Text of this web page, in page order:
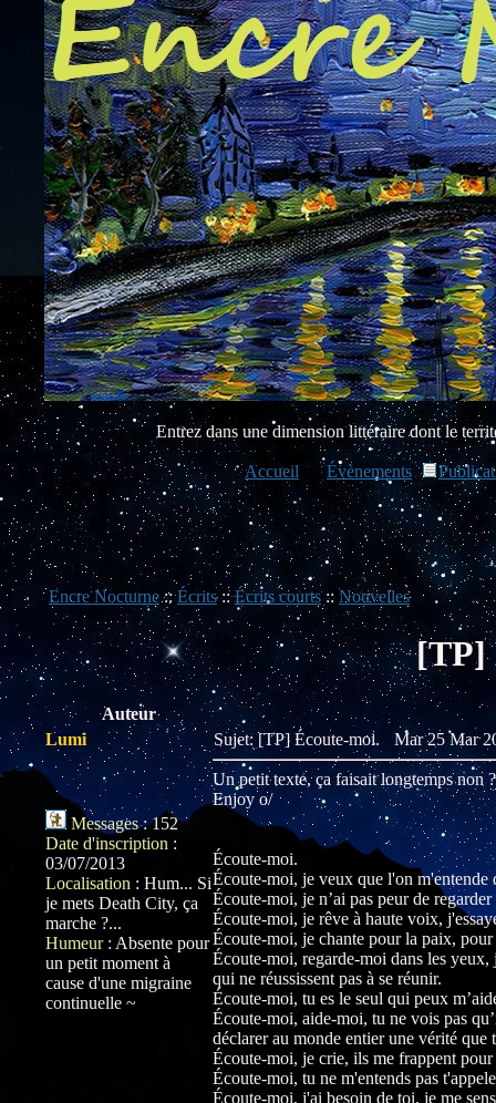
Entrez dans une dimension littéraire dont le
Accueil Évènements
Encre Nocturne ::Écrits::Écrits courts:: Nouvelles
[TP]
Auteur
Lumi
Messages:152
Date d'inscription :
03/07/2013
Localisation : Hum... Si
je mets Death City, ça
marche ?...
Humeur: Absente pour
un petit moment à
cause d'une migraine
continuelle ~
Sujet: [TP] Écoute-moi. Mar 25 Mar
Un petit texte, ça faisait longtemps non
Enjoy o/
Écoute-moi.
Écoute-moi, je veux que l'on
Écoute-moi, je n’ai pas peur de
Écoute-moi, je rêve à haute voix,
Écoute-moi, je chante pour la paix,
Écoute-moi, regarde-moi dans les
qui ne réussissent pas à se réunir.
Écoute-moi, tu es le seul qui peux
Écoute-moi, aide-moi, tu ne vois pas
déclarer au monde entier une vérité
Écoute-moi, je crie, ils me frappent
Écoute-moi, tu ne m'entends pas
Écoute-moi, j'ai besoin de toi, je me